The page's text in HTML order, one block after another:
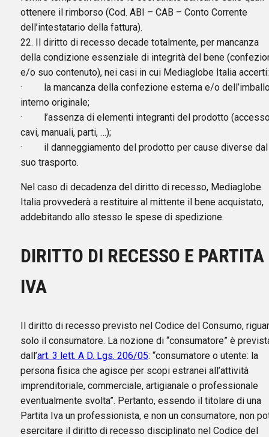
ottenere il rimborso (Cod. ABI – CAB – Conto Corrente
dell’intestatario della fattura).
22. Il diritto di recesso decade totalmente, per mancanza
della condizione essenziale di integrità del bene
e/o suo contenuto), nei casi in cui Mediaglobe Italia accerti:
· la mancanza della confezione esterna e/o
interno originale;
· l’assenza di elementi integranti del prodotto
cavi, manuali, parti, …);
· il danneggiamento del prodotto per cause diverse dal
suo trasporto.
Nel caso di decadenza del diritto di recesso, Mediaglobe
Italia provvederà a restituire al mittente il bene acquistato,
addebitando allo stesso le spese di spedizione.
DIRITTO DI RECESSO E PARTITA
IVA
Il diritto di recesso previsto nel Codice del Consumo,
solo il consumatore. La nozione di “consumatore” è
dall’art. 3 lett. A D. Lgs. 206/05: “consumatore o utente: la
persona fisica che agisce per scopi estranei all’attività
imprenditoriale, commerciale, artigianale o professionale
eventualmente svolta”. Pertanto, essendo il titolare di una
Partita Iva un professionista, e non un consumatore, non
esercitare il diritto di recesso disciplinato nel Codice del